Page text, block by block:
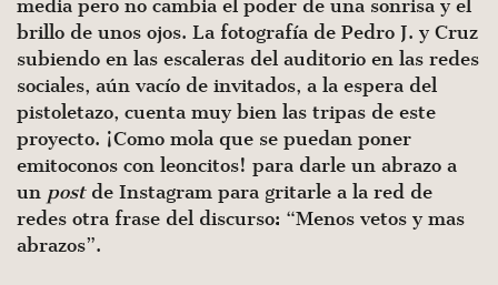
media pero no cambia el poder de una sonrisa y el
brillo de unos ojos. La fotografía de Pedro J. y Cruz
subiendo en las escaleras del auditorio en las redes
sociales, aún vacío de invitados, a la espera del
pistoletazo, cuenta muy bien las tripas de este
proyecto. ¡Como mola que se puedan poner
emitoconos con leoncitos! para darle un abrazo a
un postde Instagram para gritarle a la red de
redes otra frase del discurso: “Menos vetos y mas
abrazos”.